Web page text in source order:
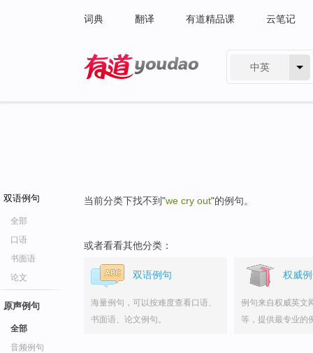
词典 翻译 有道精品课 云笔记
中英
双语例句
全部
口语
书面语
论文
原声例句
全部
音频例句
当前分类下找不到"we cry out"的例句。
或者看看其他分类：
双语例句
海量例句，可以按难度查看口语、
书面语、论文例句。
权威
例句来自权威英文
等，提供最专业的